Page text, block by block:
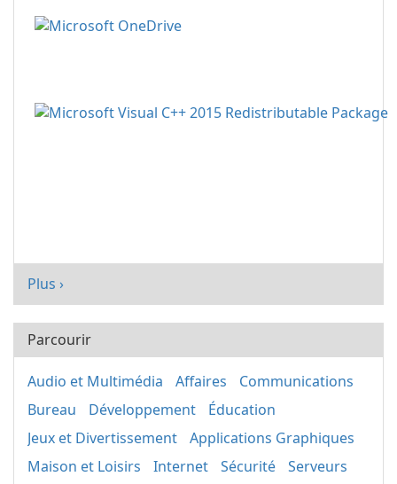
Plus ›
Parcourir
Audio et Multimédia Affaires
Communications
Bureau
Développement
Éducation
Jeux et Divertissement
Applications Graphiques
Maison et Loisirs
Internet Sécurité
Serveurs